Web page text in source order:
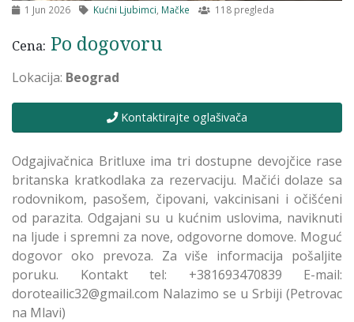
1 Jun 2026 Kućni Ljubimci Mačke 118 pregleda
Cena: Po dogovoru
Lokacija: Beograd
Kontaktirajte oglašivača
Odgajivačnica Britluxe ima tri dostupne devojčice rase
britanska kratkodlaka za rezervaciju. Mačići dolaze sa
rodovnikom, pasošem, čipovani, vakcinisani i očišćeni
od parazita. Odgajani su u kućnim uslovima, naviknuti
na ljude i spremni za nove, odgovorne domove. Moguć
dogovor oko prevoza. Za više informacija pošaljite
poruku. Kontakt tel: +381693470839 E-mail:
doroteailic32@gmail.com Nalazimo se u Srbiji (Petrovac
na Mlavi)